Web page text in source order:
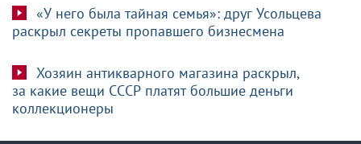
«У него была тайная семья»: друг Усольцева
раскрыл секреты пропавшего бизнесмена
Хозяин антикварного магазина раскрыл,
за какие вещи СССР платят большие деньги
коллекционеры